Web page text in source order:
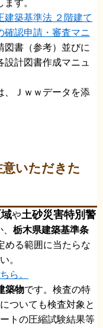
す。
建築基準法 ２階建て
確認申請・審査マニ
図書（参考）並びに
設計図書作成マニュ
Ｊｗｗデータを添
いただきた
や土砂災害特別警
栃木県建築基準条
める範囲に当たらな
。
ら。
築物です。検査の特
ついても検査対象と
トの圧縮試験結果等